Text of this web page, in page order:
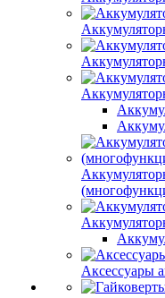
Аксессуары